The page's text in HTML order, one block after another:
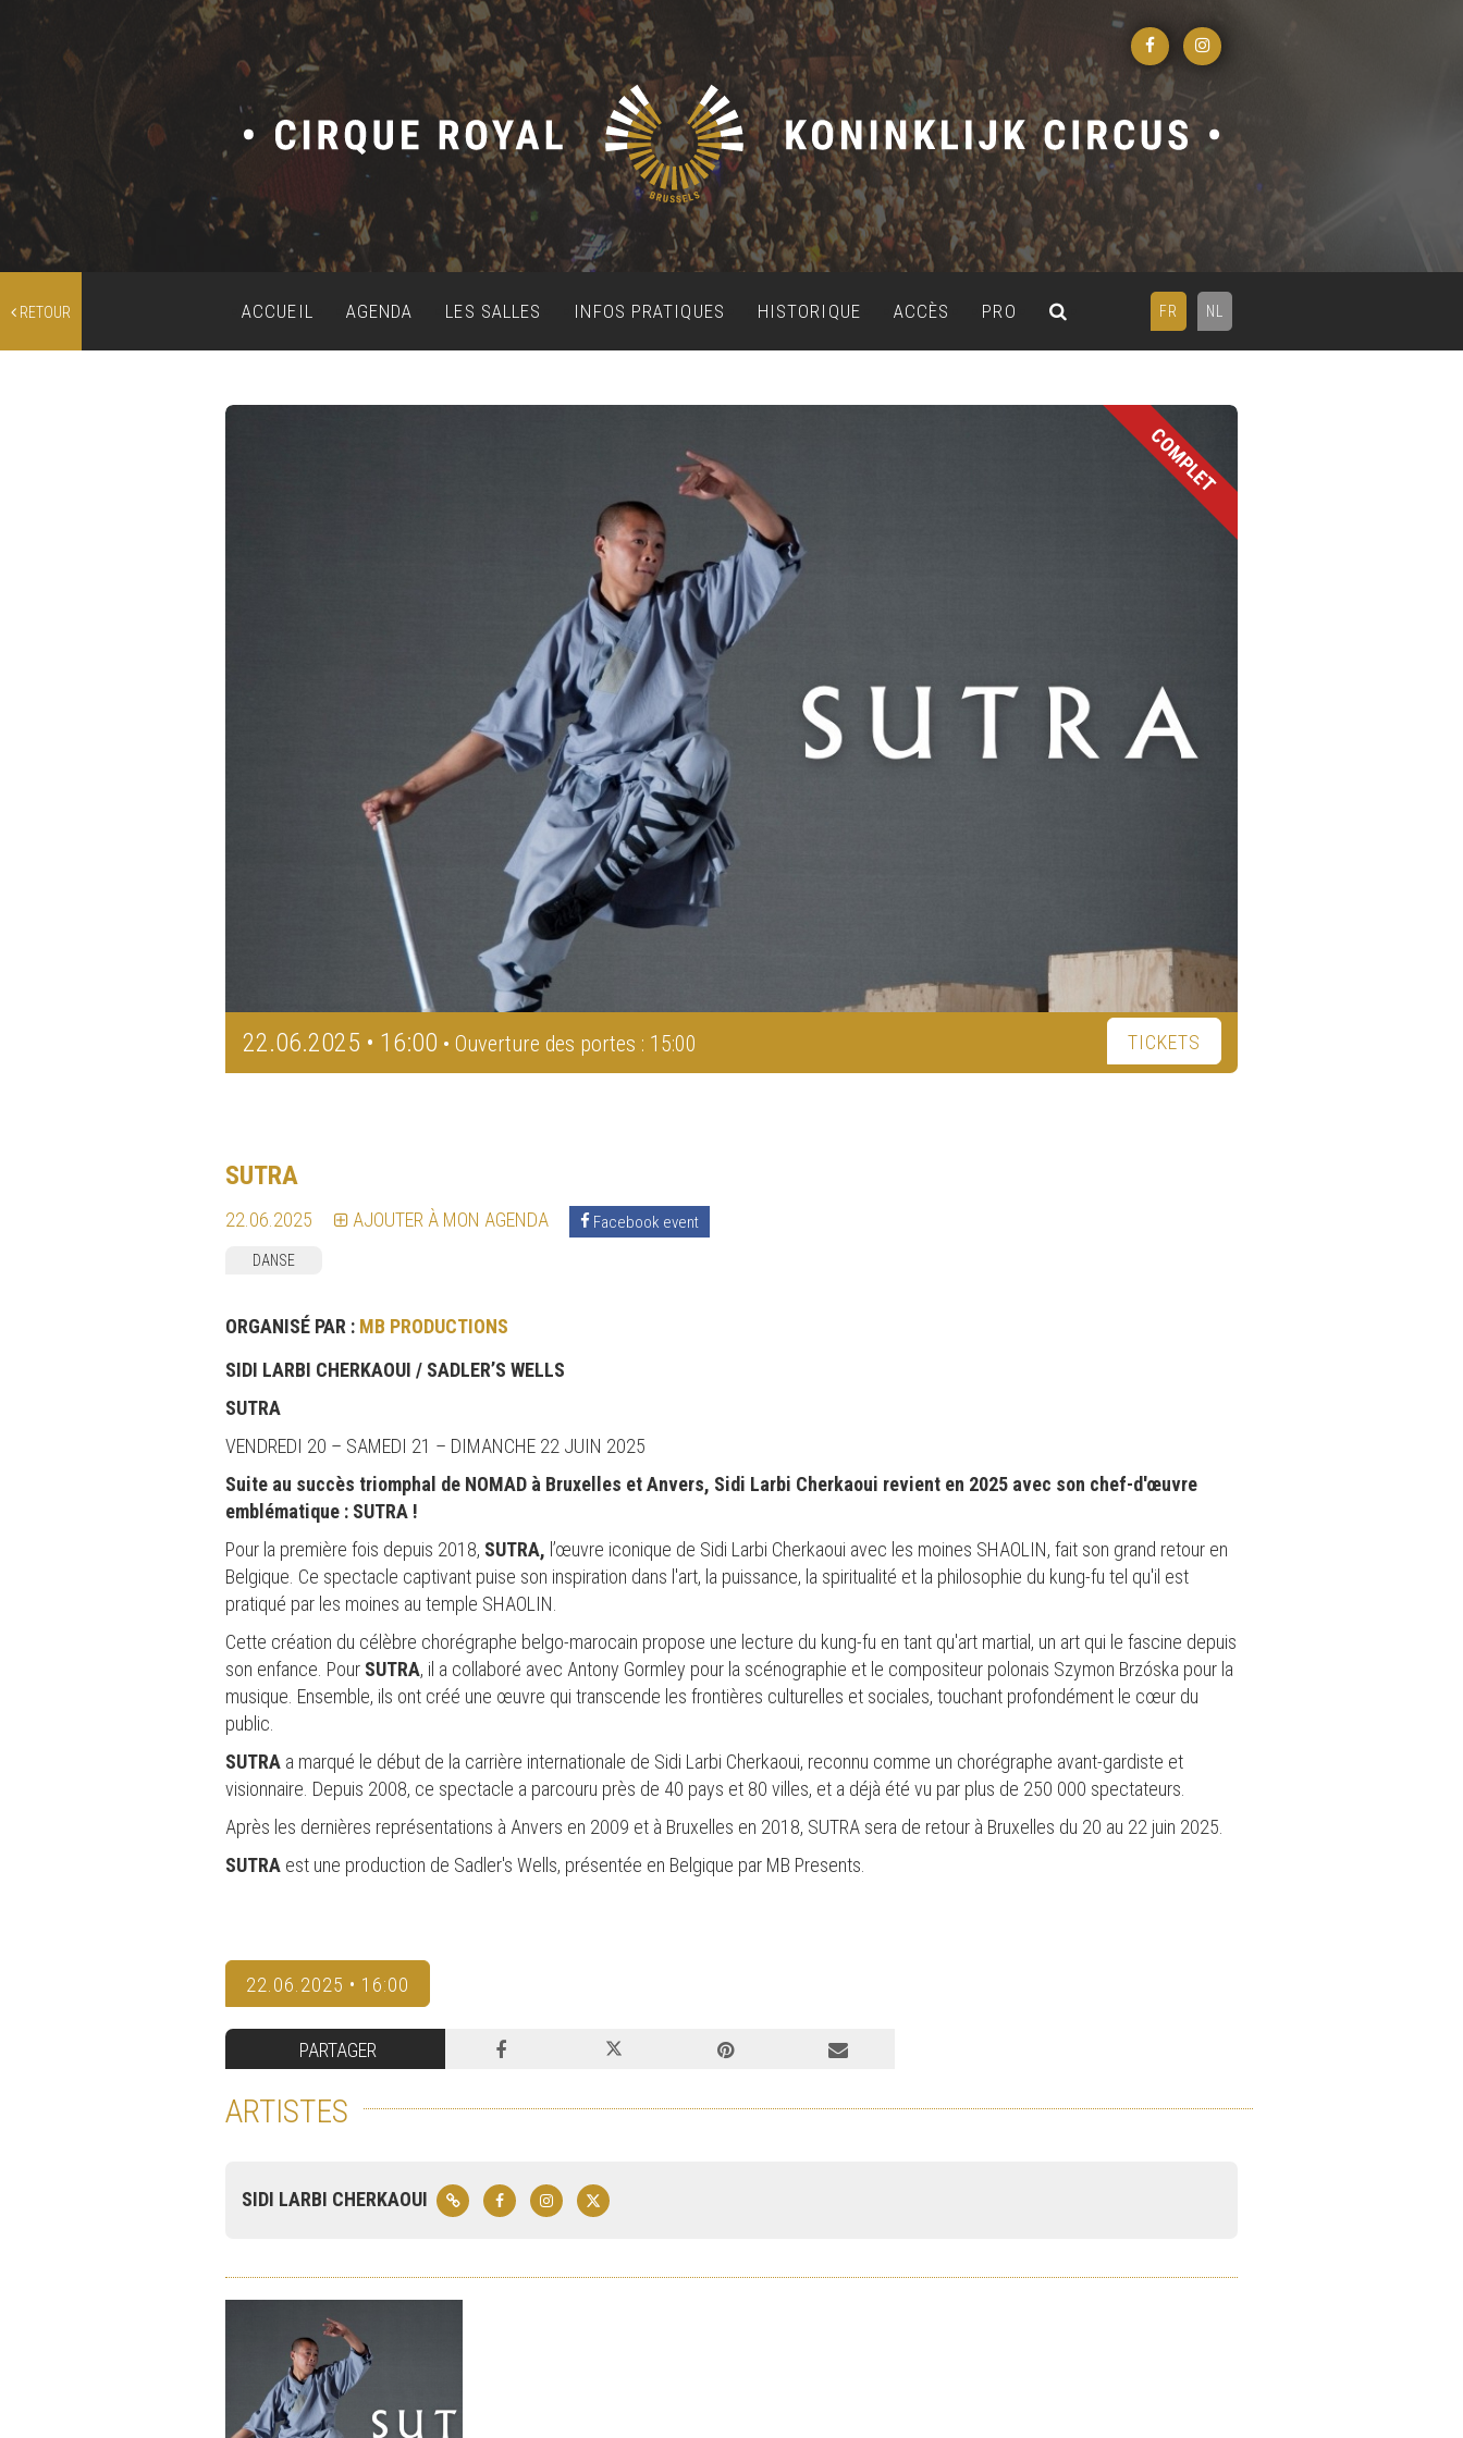
RETOUR FR NL
ACCUEIL AGENDA LES SALLES INFOS PRATIQUES HISTORIQUE ACCÈS PRO
COMPLET
22.06.2025 • 16:00 • Ouverture des portes : 15:00 TICKETS
SUTRA
22.06.2025 AJOUTER À MON AGENDA Facebook event
DANSE
ORGANISÉ PAR : MB PRODUCTIONS
SIDI LARBI CHERKAOUI / SADLER’S WELLS
SUTRA
VENDREDI 20 – SAMEDI 21 – DIMANCHE 22 JUIN 2025
Suite au succès triomphal de NOMAD à Bruxelles et Anvers, Sidi Larbi Cherkaoui revient en 2025 avec son chef-d'œuvre
emblématique : SUTRA !
Pour la première fois depuis 2018, SUTRA, l’œuvre iconique de Sidi Larbi Cherkaoui avec les moines SHAOLIN, fait son grand retour en
Belgique. Ce spectacle captivant puise son inspiration dans l'art, la puissance, la spiritualité et la philosophie du kung-fu tel qu'il est
pratiqué par les moines au temple SHAOLIN.
Cette création du célèbre chorégraphe belgo-marocain propose une lecture du kung-fu en tant qu'art martial, un art qui le fascine depuis
son enfance. Pour SUTRA, il a collaboré avec Antony Gormley pour la scénographie et le compositeur polonais Szymon Brzóska pour la
musique. Ensemble, ils ont créé une œuvre qui transcende les frontières culturelles et sociales, touchant profondément le cœur du
public.
SUTRA a marqué le début de la carrière internationale de Sidi Larbi Cherkaoui, reconnu comme un chorégraphe avant-gardiste et
visionnaire. Depuis 2008, ce spectacle a parcouru près de 40 pays et 80 villes, et a déjà été vu par plus de 250 000 spectateurs.
Après les dernières représentations à Anvers en 2009 et à Bruxelles en 2018, SUTRA sera de retour à Bruxelles du 20 au 22 juin 2025.
SUTRA est une production de Sadler's Wells, présentée en Belgique par MB Presents.
22.06.2025 • 16:00
PARTAGER
ARTISTES
SIDI LARBI CHERKAOUI